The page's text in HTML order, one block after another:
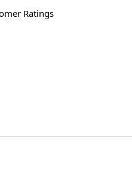
Ratings